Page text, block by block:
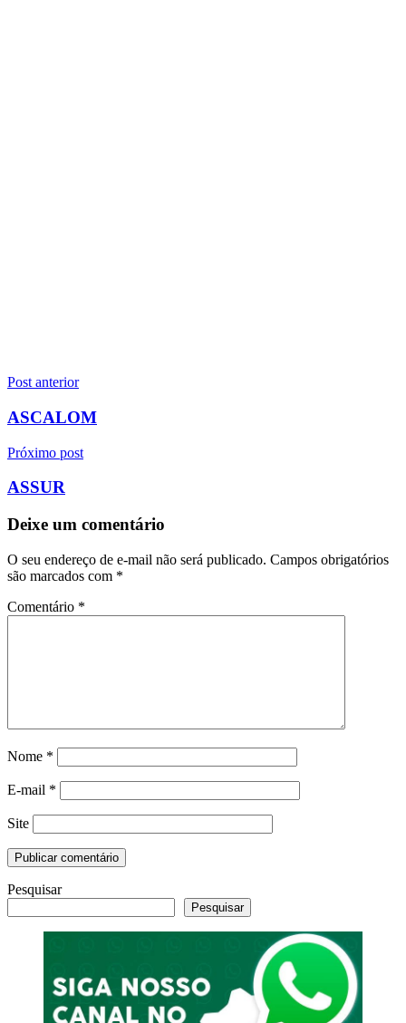
Navegação
de
Post anterior
ASCALOM
Próximo post
ASSUR
Deixe um comentário
O seu endereço de e-mail não será publicado. Campos obrigatórios
são marcados com *
Comentário *
Nome *
E-mail *
Site
Pesquisar
Pesquisar